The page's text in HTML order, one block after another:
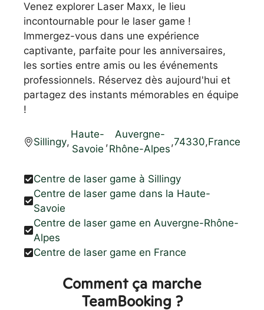
Venez explorer Laser Maxx, le lieu
incontournable pour le laser game !
Immergez-vous dans une expérience
captivante, parfaite pour les anniversaires,
les sorties entre amis ou les événements
professionnels. Réservez dès aujourd'hui et
partagez des instants mémorables en équipe
!
Sillingy,
Haute-
Savoie
,
Auvergne-
Rhône-Alpes
,74330,France
Centre de laser game à Sillingy
Centre de laser game dans la Haute-
Savoie
Centre de laser game en Auvergne-Rhône-
Alpes
Centre de laser game en France
Comment ça marche
TeamBooking ?